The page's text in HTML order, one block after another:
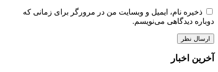
ذخیره نام، ایمیل و وبسایت من در مرورگر برای زمانی که
دوباره دیدگاهی می‌نویسم.
آخرین اخبار